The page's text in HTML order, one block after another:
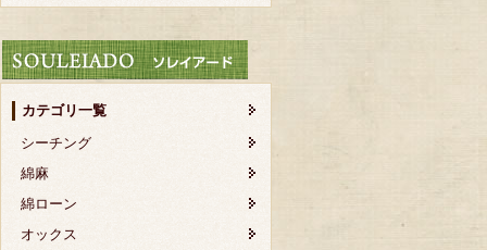
カテゴリ一覧
シーチング
綿麻
綿ローン
オックス